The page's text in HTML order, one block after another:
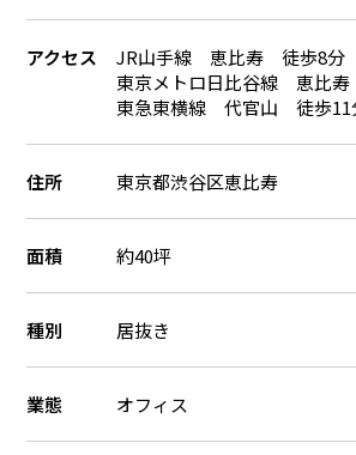
アクセス
JR山手線 恵比寿 徒歩8分
東京メトロ日比谷線 恵比
東急東横線 代官山 徒歩11
住所 東京都渋谷区恵比寿
面積 約40坪
種別 居抜き
業態 オフィス